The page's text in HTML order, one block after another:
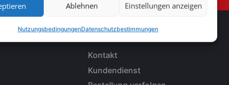
Ablehnen Einstellungen anzeigen
NutzungsbedingungenDatenschutzbestimmungen
KUNDENBETREUUNG
Kontakt
Kundendienst